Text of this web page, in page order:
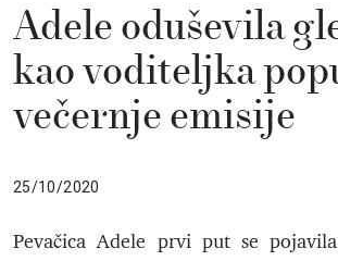
Adele oduševila
kao voditeljka
večernje emisije
25/10/2020
Pevačica Adele prvi put se